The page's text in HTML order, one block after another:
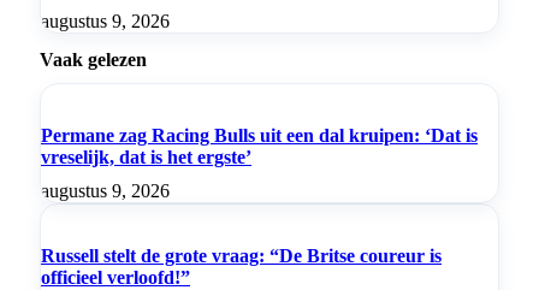
augustus 9, 2026
Vaak gelezen
Permane zag Racing Bulls uit een dal kruipen: ‘Dat is
vreselijk, dat is het ergste’
augustus 9, 2026
Russell stelt de grote vraag: “De Britse coureur is
officieel verloofd!”